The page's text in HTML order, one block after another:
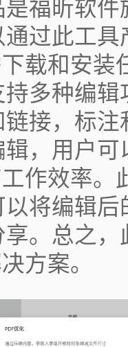
福昕软件
过此工
载和安
多种编
接，标
，用户
作效率
将编辑
。总之
方案。